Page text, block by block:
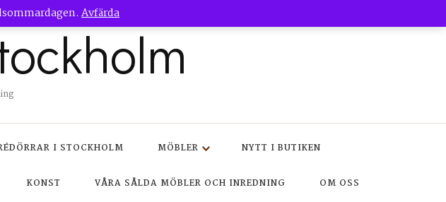
Avfärda
I STOCKHOLM MÖBLER NYTT I BUTIKEN
KONST VÅRA SÅLDA MÖBLER OCH INREDNING OM OSS